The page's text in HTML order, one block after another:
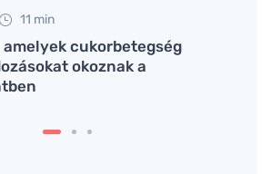
11 min
amelyek cukorbetegség
okoznak a